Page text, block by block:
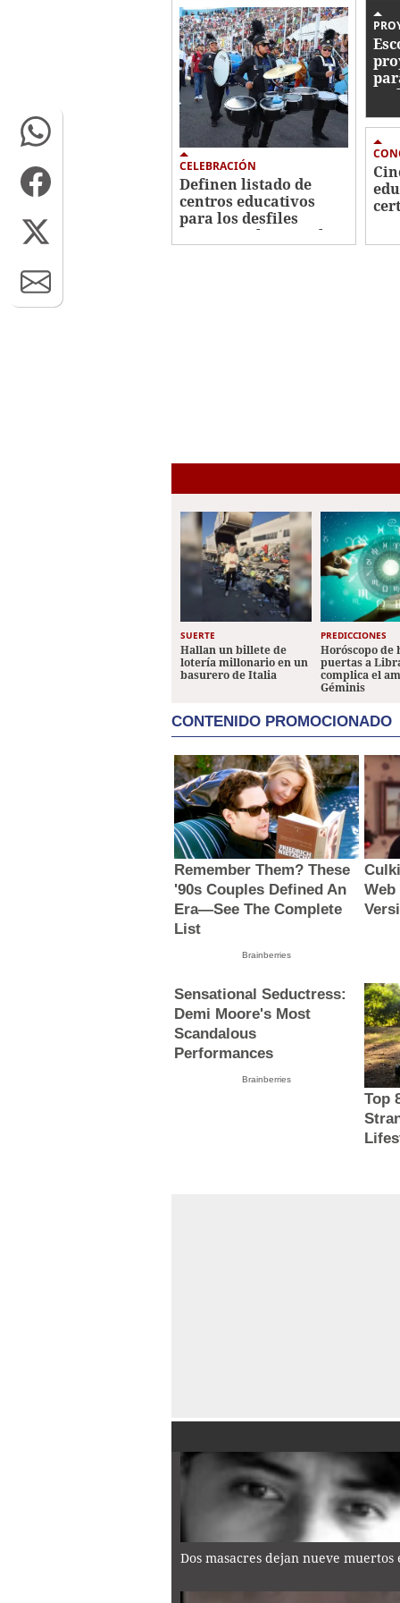
CELEBRACIÓN
Definen listado de
centros educativos
para los desfiles
patrios en la capital
SUERTE
Hallan un billete de
lotería millonario en un
basurero de Italia
PREDICCIONES
Horóscopo de
puertas a
complica el
Géminis
CONTENIDO PROMOCIONADO
Remember Them? These
'90s Couples Defined An
Era—See The Complete
List
Brainberries
Sensational Seductress:
Demi Moore's Most
Scandalous
Performances
Brainberries
Top
Dos masacres dejan nueve